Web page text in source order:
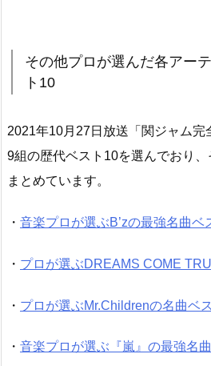
その他プロが選んだ各アー
ト10
2021年10月27日放送「関ジャム
9組の歴代ベスト10を選んでおり
まとめています。
・ 音楽プロが選ぶB’zの最強名曲ベ
・ プロが選ぶDREAMS COME
・ プロが選ぶMr.Childrenの名曲ベ
・ 音楽プロが選ぶ『嵐』の最強名